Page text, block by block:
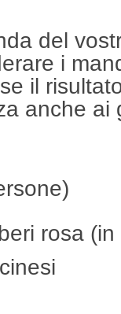
del
i
il
anche ai
rosa